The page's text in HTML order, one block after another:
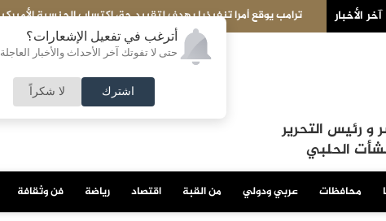
أترغب في تفعيل الإشعارات؟
حتى لا تفوتك آخر الأحداث والأخبار العاجلة
اشترك لا شكراً
آخر الأخبار الكويت تحبط تهريب شحنة ضخمة إلى مصر..ماذا بداخلها؟
و رئيس التحرير
الحلبي
محافظات عربي ودولي من القبة اقتصاد رياضة فن وثقافة